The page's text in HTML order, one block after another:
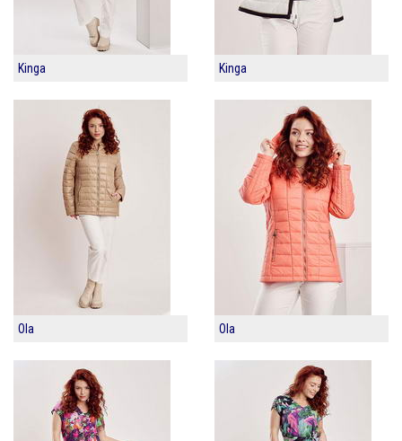
Kinga Kinga
Ola Ola